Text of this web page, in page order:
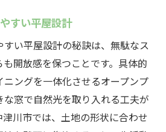
すい平屋設計
すい平屋設計の秘訣は、無駄なス
開放感を保つことです。具体的
ニングを一体化させるオープンプ
な窓で自然光を取り入れる工夫が
川市では、土地の形状に合わせ